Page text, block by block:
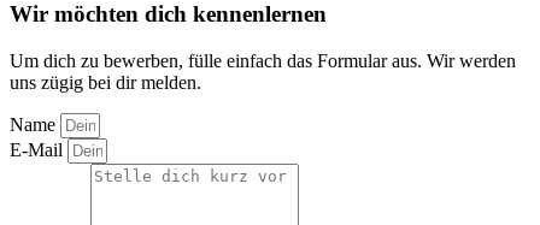
Wir möchten dich kennenlernen
Um dich zu bewerben, fülle einfach das Formular aus. Wir werden
uns zügig bei dir melden.
Name
E-Mail